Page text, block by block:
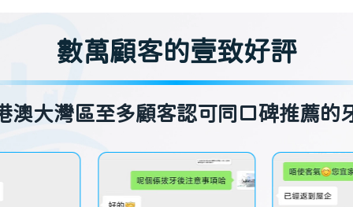
數萬顧客的壹致好評
澳大灣區至多顧客認可同口碑推薦的